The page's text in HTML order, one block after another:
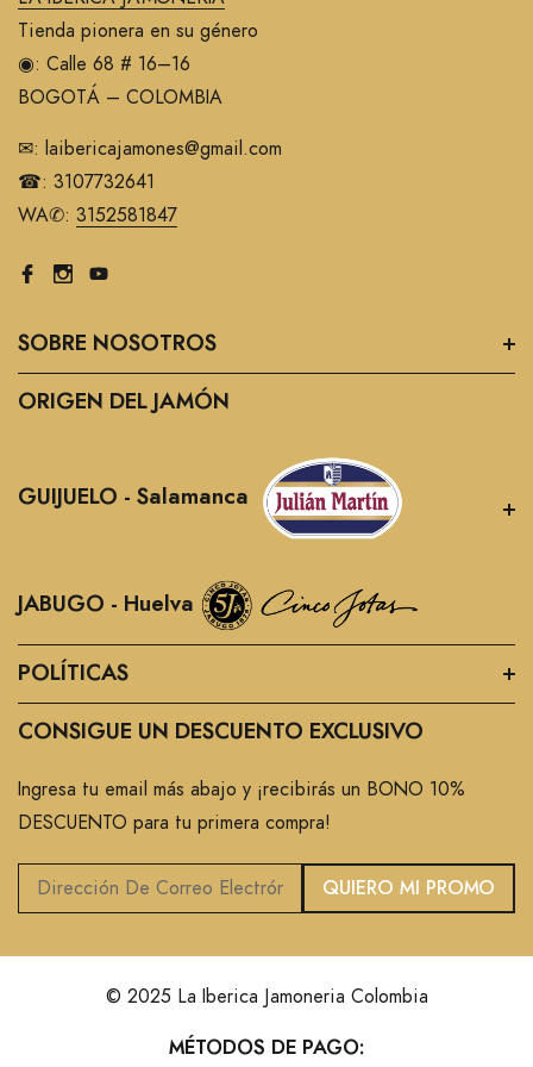
SOBRE EL FABRICANTE
Jamones de Bellota
ofrecenaccesorios de gran calidad
especiales para sus eventos.
Piezas llenas de estilo, versatilidad y
Tienda pionera en su género
◉: Calle 68 # 16–16
BOGOTÁ – COLOMBIA
✉: laibericajamones@gmail.com
☎: 3107732641
WA✆: 3152581847
SOBRE NOSOTROS
ORIGEN DEL JAMÓN
GUIJUELO - Salamanca
JABUGO - Huelva
POLÍTICAS
CONSIGUE UN DESCUENTO EXCLUSIVO
Ingresa tu email más abajo y ¡recibirás un BONO 10%
DESCUENTO para tu primera compra!
QUIERO MI PROMO
© 2025 La Iberica Jamoneria Colombia
MÉTODOS DE PAGO: